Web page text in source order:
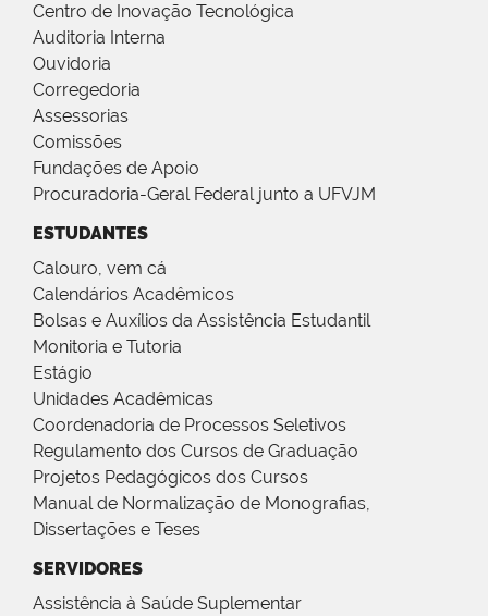
Centro de Inovação Tecnológica
Auditoria Interna
Ouvidoria
Corregedoria
Assessorias
Comissões
Fundações de Apoio
Procuradoria-Geral Federal junto a UFVJM
ESTUDANTES
Calouro, vem cá
Calendários Acadêmicos
Bolsas e Auxílios da Assistência Estudantil
Monitoria e Tutoria
Estágio
Unidades Acadêmicas
Coordenadoria de Processos Seletivos
Regulamento dos Cursos de Graduação
Projetos Pedagógicos dos Cursos
Manual de Normalização de Monografias,
Dissertações e Teses
SERVIDORES
Assistência à Saúde Suplementar